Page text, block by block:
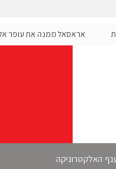
אראסאל ממנה את עופר
האלקטרוניקה